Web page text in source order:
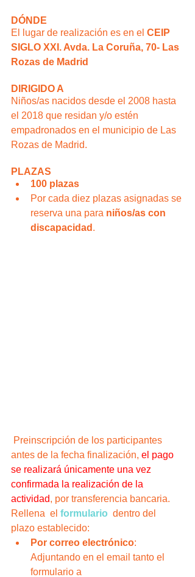
DÓNDE
El lugar de realización es en el CEIP
SIGLO XXI. Avda. La Coruña, 70- Las
Rozas de Madrid
DIRIGIDO A
Niños/as nacidos desde el 2008 hasta
el 2018 que residan y/o estén
empadronados en el municipio de Las
Rozas de Madrid.
PLAZAS
100 plazas
Por cada diez plazas asignadas se
reserva una para niños/as con
discapacidad .
antes de la fecha finalización, el pago
se realizará únicamente una vez
confirmada la realización de la
actividad, por transferencia bancaria.
Rellena  el formulario dentro del
plazo establecido:
Por correo electrónico:
Adjuntando en el email tanto el
formulario a